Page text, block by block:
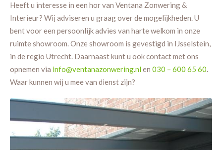
Heeft u interesse in een hor van Ventana Zonwering &
Interieur? Wij adviseren u graag over de mogelijkheden. U
bent voor een persoonlijk advies van harte welkom in onze
ruimte showroom. Onze showroom is gevestigd in IJsselstein,
in de regio Utrecht. Daarnaast kunt u ook contact met ons
opnemen via info@ventanazonwering.nl en 030 – 600 65 60.
Waar kunnen wij u mee van dienst zijn?